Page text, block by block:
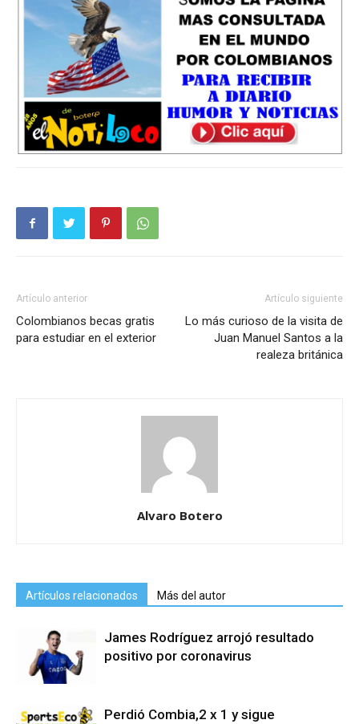
Artículo anterior
Colombianos becas gratis
para estudiar en el exterior
Artículo siguiente
Lo más curioso de la visita de
Juan Manuel Santos a la
realeza británica
Alvaro Botero
Artículos relacionados Más del autor
James Rodríguez arrojó resultado
positivo por coronavirus
Perdió Combia,2 x 1 y sigue